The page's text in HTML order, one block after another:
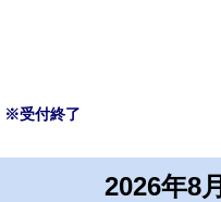
※受付終了
2026年8月